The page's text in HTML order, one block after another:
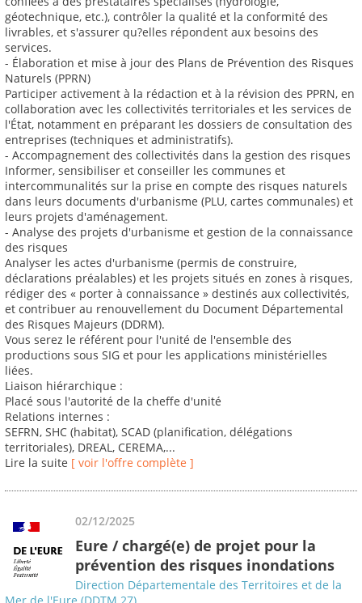
géotechnique, etc.), contrôler la qualité et la conformité des
livrables, et s'assurer qu?elles répondent aux besoins des
services.
- Élaboration et mise à jour des Plans de Prévention des Risques
Naturels (PPRN)
Participer activement à la rédaction et à la révision des PPRN, en
collaboration avec les collectivités territoriales et les services de
l'État, notamment en préparant les dossiers de consultation des
entreprises (techniques et administratifs).
- Accompagnement des collectivités dans la gestion des risques
Informer, sensibiliser et conseiller les communes et
intercommunalités sur la prise en compte des risques naturels
dans leurs documents d'urbanisme (PLU, cartes communales) et
leurs projets d'aménagement.
- Analyse des projets d'urbanisme et gestion de la connaissance
des risques
Analyser les actes d'urbanisme (permis de construire,
déclarations préalables) et les projets situés en zones à risques,
rédiger des « porter à connaissance » destinés aux collectivités,
et contribuer au renouvellement du Document Départemental
des Risques Majeurs (DDRM).
Vous serez le référent pour l'unité de l'ensemble des
productions sous SIG et pour les applications ministérielles
liées.
Liaison hiérarchique :
Placé sous l'autorité de la cheffe d'unité
Relations internes :
SEFRN, SHC (habitat), SCAD (planification, délégations
territoriales), DREAL, CEREMA,...
Lire la suite [ voir l'offre complète ]
02/12/2025
Eure / chargé(e) de projet pour la
prévention des risques inondations
Direction Départementale des Territoires et de la